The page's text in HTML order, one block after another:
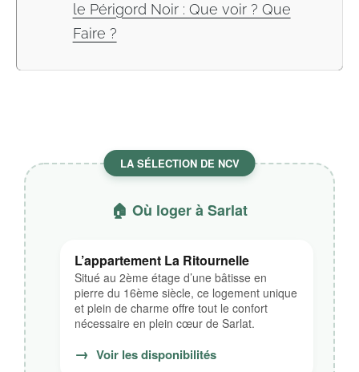
le Périgord Noir : Que voir ? Que
Faire ?
LA SÉLECTION DE NCV
🏠 Où loger à Sarlat
L’appartement La Ritournelle
Situé au 2ème étage d’une bâtisse en
pierre du 16ème siècle, ce logement unique
et plein de charme offre tout le confort
nécessaire en plein cœur de Sarlat.
→ Voir les disponibilités